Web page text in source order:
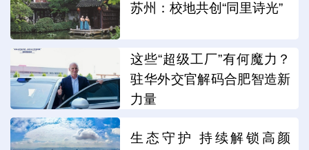
苏州：校地共创“同里诗光”
这些“超级工厂”有何魔力？
驻华外交官解码合肥智造新
力量
生态守护 持续解锁高颜